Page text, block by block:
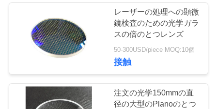
し
レーザーの処理への顕微
鏡検査のための光学ガラ
スの倍のとつレンズ
50-300USD/piece MOQ:10個
接触
注文の光学150mmの直
径の大型のPlanoのとつ